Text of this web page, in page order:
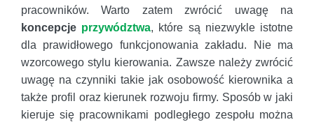
pracowników. Warto zatem zwrócić uwagę na
koncepcje przywództwa, które są niezwykle istotne
dla prawidłowego funkcjonowania zakładu. Nie ma
wzorcowego stylu kierowania. Zawsze należy zwrócić
uwagę na czynniki takie jak osobowość kierownika a
także profil oraz kierunek rozwoju firmy. Sposób w jaki
kieruje się pracownikami podległego zespołu można